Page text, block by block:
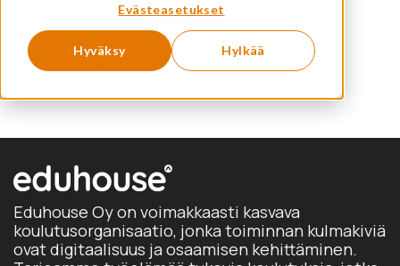
Evästeasetukset
Hyväksy Hylkää
Eduhouse Oy on voimakkaasti kasvava
koulutusorganisaatio, jonka toiminnan kulmakiviä
ovat digitaalisuus ja osaamisen kehittäminen.